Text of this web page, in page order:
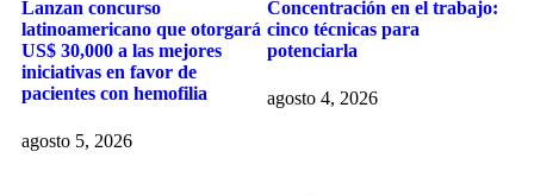
Lanzan concurso
latinoamericano que otorgará
US$ 30,000 a las mejores
iniciativas en favor de
pacientes con hemofilia
agosto 5, 2026
Concentración en el trabajo:
cinco técnicas para
potenciarla
agosto 4, 2026